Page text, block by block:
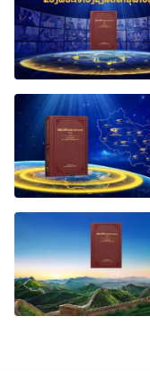
ຄົ້ນຫາ; ແຮງໄກທີ່ພ
ເຮົາພຽງແຕ່ໃສ່ໃຈວ່
ຫຼື ບໍ່, ພວກເຮົາສາມ
ສຳລັບພວກເຮົາໃນອ
ຈະມີສ່ວນໄດ້ຮັບກາ
ຕົ້ນໄມ້ແຫ່ງຊີວິດ ຫຼື
ຮັບສິ່ງຕ່າງໆເຫຼົ່ານີ້ບໍ
ເຈົ້າ ແລະ ກາຍມາເ
ຂອງພວກເຮົາໄດ້ຮັບ
ປ່ຽນໃຈ, ພວກເຮົາ
ໄດ້ນໍາໄມ້ກາງແຂນມ